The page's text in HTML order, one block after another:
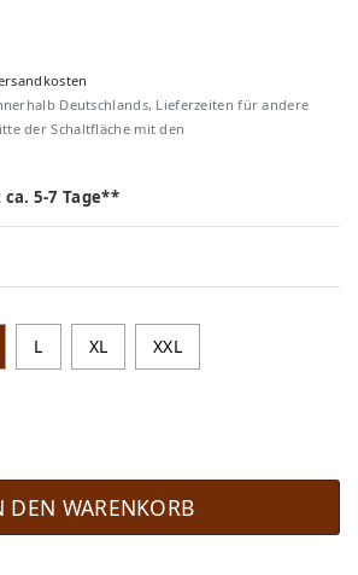
Deutschlands, Lieferzeiten für andere
der Schaltfläche mit den
5-7 Tage**
L XL XXL
DEN WARENKORB